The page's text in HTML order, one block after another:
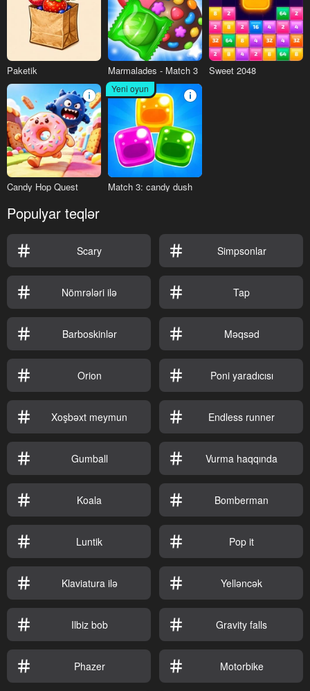
Paketik Marmalades - Match 3 Sweet 2048
Candy Hop Quest
Yeni oyun
Match 3: candy dush
Populyar teqlər
Scary Simpsonlar
Nömrələri ilə Tap
Barboskinlər Məqsəd
Orion Poni yaradıcısı
Xoşbəxt meymun Endless runner
Gumball Vurma haqqında
Koala Bomberman
Luntik Pop it
Klaviatura ilə Yelləncək
Ilbiz bob Gravity falls
Phazer Motorbike